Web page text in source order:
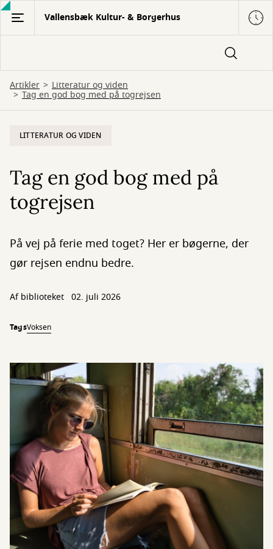
Gå
hovedindhold
Vallensbæk Kultur- & Borgerhus
Artikler Litteratur og viden
Tag en god bog med på togrejsen
LITTERATUR OG VIDEN
Tag en god bog med på
togrejsen
På vej på ferie med toget? Her er bøgerne, der
gør rejsen endnu bedre.
Af biblioteket 02. juli 2026
TagsVoksen